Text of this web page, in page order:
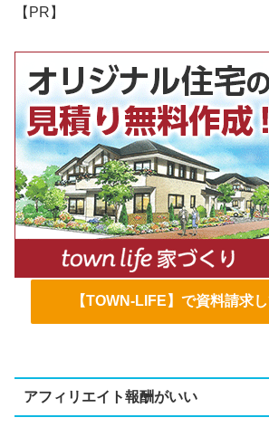
【PR】
【TOWN-LIFE】で資料請求
アフィリエイト報酬がいい